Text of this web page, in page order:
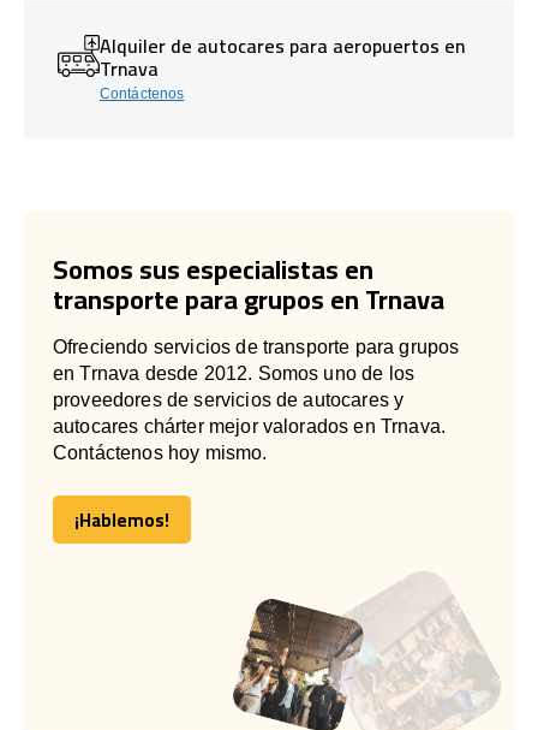
Alquiler de autocares para aeropuertos en
Trnava
Contáctenos
Somos sus especialistas en
transporte para grupos en Trnava
Ofreciendo servicios de transporte para grupos
en Trnava desde 2012. Somos uno de los
proveedores de servicios de autocares y
autocares chárter mejor valorados en Trnava.
Contáctenos hoy mismo.
¡Hablemos!
¡Hablemos!